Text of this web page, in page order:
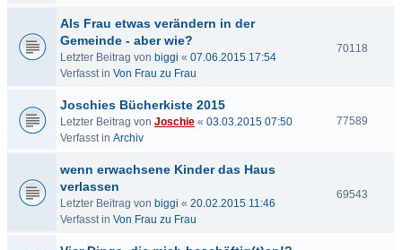
Als Frau etwas verändern in der
Gemeinde - aber wie?
Letzter Beitrag von biggi « 07.06.2015 17:54
Verfasst in Von Frau zu Frau
70118
Joschies Bücherkiste 2015
Letzter Beitrag von Joschie « 03.03.2015 07:50
Verfasst in Archiv
77589
wenn erwachsene Kinder das Haus
verlassen
Letzter Beitrag von biggi « 20.02.2015 11:46
Verfasst in Von Frau zu Frau
69543